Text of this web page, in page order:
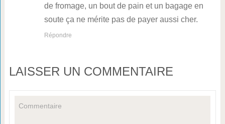
de fromage, un bout de pain et un bagage en
soute ça ne mérite pas de payer aussi cher.
Répondre
LAISSER UN COMMENTAIRE